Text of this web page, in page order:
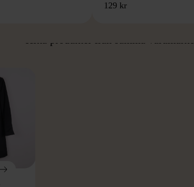
129 kr
Hitta produkter från samma varumärke